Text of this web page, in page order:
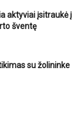
aktyviai įsitraukė į
šventę
su žolininke